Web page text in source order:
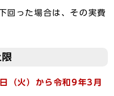
回った場合は、その実費
（火）から令和9年3月